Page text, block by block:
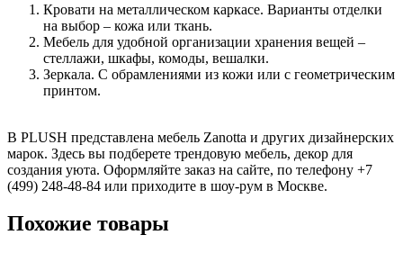
Кровати на металлическом каркасе. Варианты отделки
на выбор – кожа или ткань.
Мебель для удобной организации хранения вещей –
стеллажи, шкафы, комоды, вешалки.
Зеркала. С обрамлениями из кожи или с геометрическим
принтом.
В PLUSH представлена мебель Zanotta и других дизайнерских
марок. Здесь вы подберете трендовую мебель, декор для
создания уюта. Оформляйте заказ на сайте, по телефону +7
(499) 248-48-84 или приходите в шоу-рум в Москве.
Похожие товары